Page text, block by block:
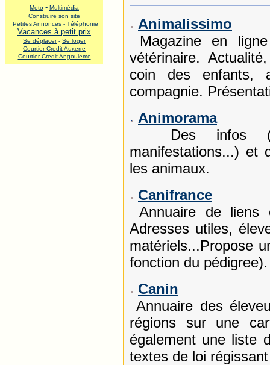
Moto - Multimédia
Construire son site
Petites Annonces- Téléphonie
Vacances à petit prix
Se déplacer- Se loger
Courtier Credit Auxerre
Courtier Credit Angouleme
Animalissimo
Magazine en
vétérinaire.
coin des enfants,
compagnie.
Animorama
Des infos
manifestations...) et
les animaux.
Canifrance
Annuaire de liens
Adresses utiles,
matériels...Propose
fonction du pédigree).
Canin
Annuaire des
régions sur une
également une liste
textes de loi